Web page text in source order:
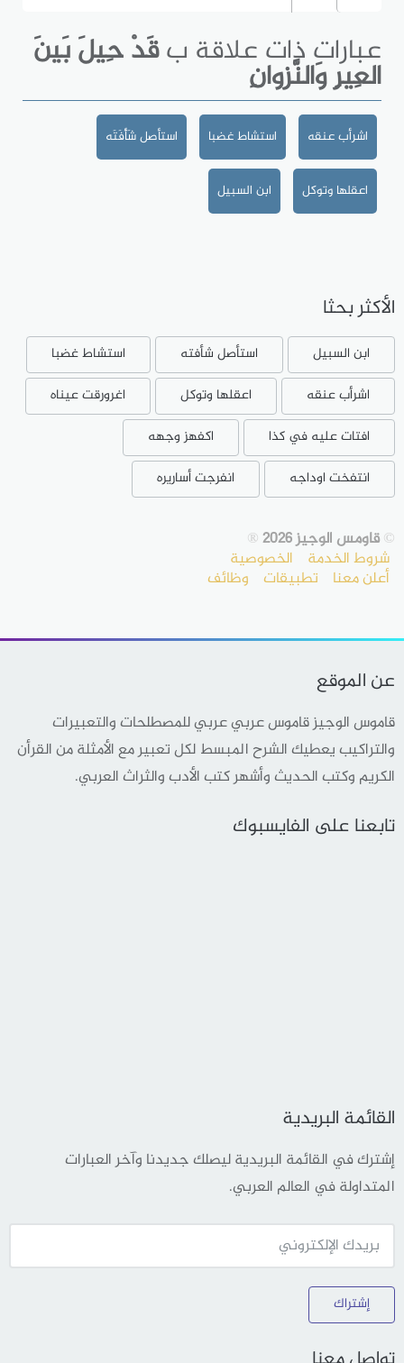
عبارات ذات علاقة بقَدْ حِيلَ بَينَ
العِيرِ وَالنَّزوانِ
اشرأب عنقه استشاط غضبا استأصل شَأْفَتَه
اعقلها وتوكل ابن السبيل
الأكثر بحثا
ابن السبيل استأصل شأفته
استشاط غضبا
اشرأب عنقه
اعقلها وتوكل
اغرورقت عيناه
افتات عليه في كذا
اكفهز وجهه
انتفخت اوداجه
انفرجت أساريره
©قاومس الوجيز 2026 ®
شروط الخدمة الخصوصية
أعلن معنا تطبيقات وظائف
عن الموقع
قاموس الوجيز قاموس عربي عربي للمصطلحات والتعبيرات
والتراكيب يعطيك الشرح المبسط لكل تعبير مع الأمثلة من القرأن
الكريم وكتب الحديث وأشهر كتب الأدب والثراث العربي.
تابعنا على الفايسبوك
القائمة البريدية
إشترك في القائمة البريدية ليصلك جديدنا وآخر العبارات
المتداولة في العالم العربي.
إشتراك